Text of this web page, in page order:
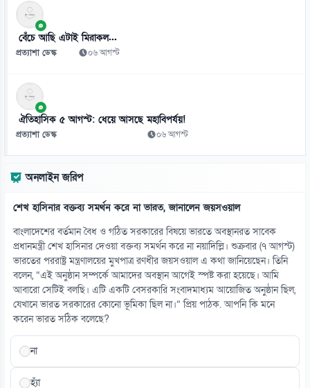
১১
জাপানে ক্রেতারা ভুতুড়ে বাড়ি কেন কিনছেন!
০৯ আগস্ট
১২
ভোরে বেরিয়ে রাতে ফিরতেন, মেসির স্বপ্ন বাঁচিয়েছেন বাবা
০৯ আগস্ট
০৯ আগস্ট
১৪
সৌদির দুই অঞ্চলে বিস্ফোরণ, আরামকো তেল ও জুবাইল গ্যাস স্থাপনায় আগুন
০৯ আগস্ট
১৫
কলেজে ভর্তিতে আসন কত, সংকট হবে নাকি শূন্য থাকবে?
০৯ আগস্ট
বেঁচে আছি এটাই মিরাকল...
প্রত্যাশা ডেস্ক ০৬ আগস্ট
ঐতিহাসিক ৫ আগস্ট: ধেয়ে আসছে মহাবিপর্যয়!
প্রত্যাশা ডেস্ক ০৬ আগস্ট
অনলাইন জরিপ
শেখ হাসিনার বক্তব্য সমর্থন করে না ভারত, জানালেন জয়সওয়াল
বাংলাদেশের বর্তমান বৈধ ও গঠিত সরকারের বিষয়ে ভারতে অবস্থানরত সাবেক
প্রধানমন্ত্রী শেখ হাসিনার দেওয়া বক্তব্য সমর্থন করে না নয়াদিল্লি। শুক্রবার (৭ আগস্ট)
ভারতের পররাষ্ট্র মন্ত্রণালয়ের মুখপাত্র রণধীর জয়সওয়াল এ কথা জানিয়েছেন। তিনি
বলেন, “এই অনুষ্ঠান সম্পর্কে আমাদের অবস্থান আগেই স্পষ্ট করা হয়েছে। আমি
আবারো সেটিই বলছি। এটি একটি বেসরকারি সংবাদমাধ্যম আয়োজিত অনুষ্ঠান ছিল,
যেখানে ভারত সরকারের কোনো ভূমিকা ছিল না।” প্রিয় পাঠক. আপনি কি মনে
করেন ভারত সঠিক বলেছে?
না
হ্যাঁ